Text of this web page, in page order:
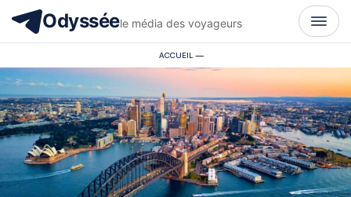
Odysséele média des voyageurs
ACCUEIL —